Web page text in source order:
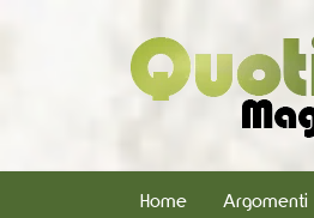
Home Argomenti